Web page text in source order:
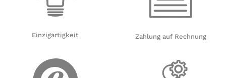
Einzigartigkeit Zahlung auf Rechnung